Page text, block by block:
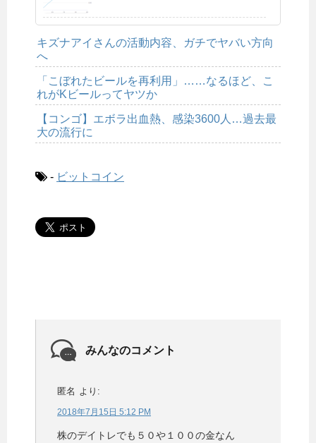
キズナアイさんの活動内容、ガチでヤバい方向
へ
「こぼれたビールを再利用」……なるほど、こ
れがKビールってヤツか
【コンゴ】エボラ出血熱、感染3600人…過去最
大の流行に
- ビットコイン
みんなのコメント
匿名 より:
2018年7月15日 5:12 PM
株のデイトレでも５０や１００の金なん